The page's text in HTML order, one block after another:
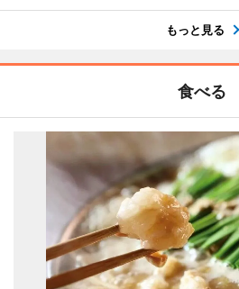
もっと見る
食べる